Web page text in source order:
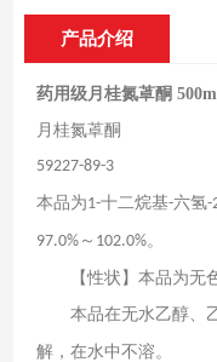
产品介绍
药用级月桂氮䓬酮
月桂氮䓬酮
59227-89-3
本品为1-十二烷基-六氢-
97.0%～ 102.0%。
【性状】本品为无色
本品在无水乙醇、
解，在水中不溶。